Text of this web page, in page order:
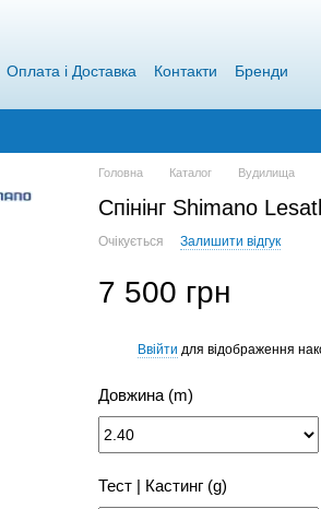
Оплата і Доставка Контакти
Бренди
Головна Каталог Вудилища
Спінінг Shimano
Очікується Залишити відгук
7 500 грн
Ввійти для відображення
Довжина (m)
Тест | Кастинг (g)